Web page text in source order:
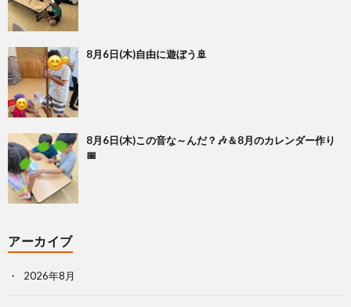
8月6日(木)自由に遊ぼう🚢
8月6日(木)この音な～んだ？🎶＆8月のカレンダー作り
📅
アーカイブ
2026年8月